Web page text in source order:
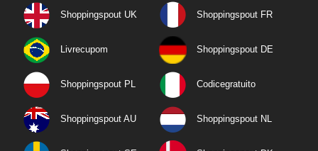
Shoppingspout UK Shoppingspout FR
Livrecupom Shoppingspout DE
Shoppingspout PL Codicegratuito
Shoppingspout AU Shoppingspout NL